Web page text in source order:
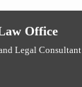
Office
Legal Consultant